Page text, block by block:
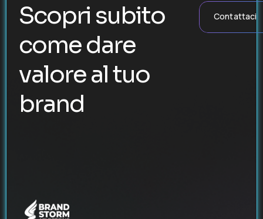
Scopri subito
come dare
valore al tuo
brand
Contattaci